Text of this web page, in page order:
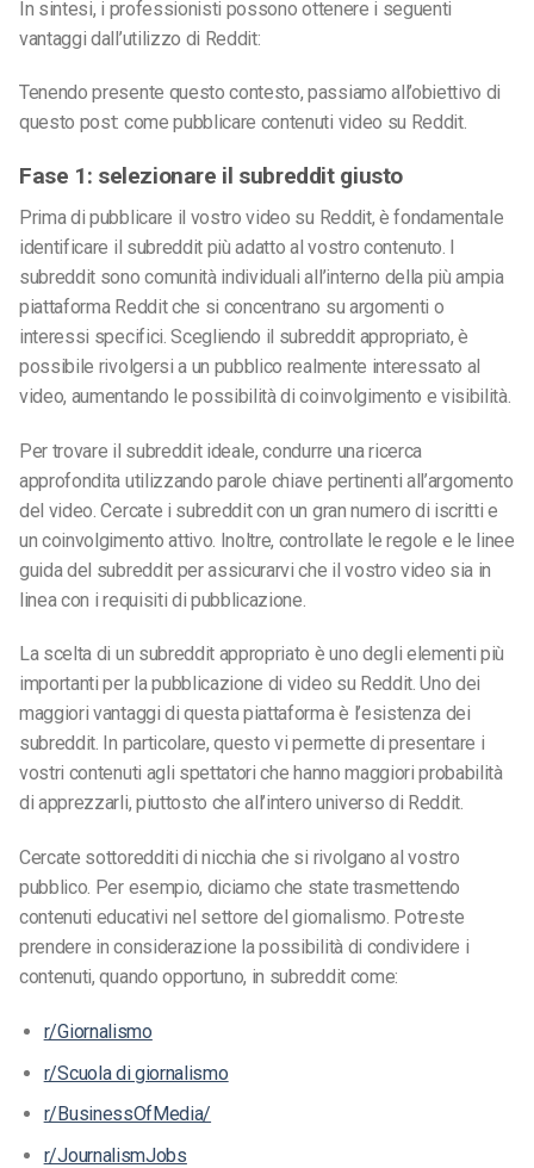
In sintesi, i professionisti possono ottenere i seguenti
vantaggi dall’utilizzo di Reddit:
Tenendo presente questo contesto, passiamo all’obiettivo di
questo post: come pubblicare contenuti video su Reddit.
Fase 1: selezionare il subreddit giusto
Prima di pubblicare il vostro video su Reddit, è fondamentale
identificare il subreddit più adatto al vostro contenuto. I
subreddit sono comunità individuali all’interno della più ampia
piattaforma Reddit che si concentrano su argomenti o
interessi specifici. Scegliendo il subreddit appropriato, è
possibile rivolgersi a un pubblico realmente interessato al
video, aumentando le possibilità di coinvolgimento e visibilità.
Per trovare il subreddit ideale, condurre una ricerca
approfondita utilizzando parole chiave pertinenti all’argomento
del video. Cercate i subreddit con un gran numero di iscritti e
un coinvolgimento attivo. Inoltre, controllate le regole e le linee
guida del subreddit per assicurarvi che il vostro video sia in
linea con i requisiti di pubblicazione.
La scelta di un subreddit appropriato è uno degli elementi più
importanti per la pubblicazione di video su Reddit. Uno dei
maggiori vantaggi di questa piattaforma è l’esistenza dei
subreddit. In particolare, questo vi permette di presentare i
vostri contenuti agli spettatori che hanno maggiori probabilità
di apprezzarli, piuttosto che all’intero universo di Reddit.
Cercate sottoredditi di nicchia che si rivolgano al vostro
pubblico. Per esempio, diciamo che state trasmettendo
contenuti educativi nel settore del giornalismo. Potreste
prendere in considerazione la possibilità di condividere i
contenuti, quando opportuno, in subreddit come:
r/Giornalismo
r/Scuola di giornalismo
r/BusinessOfMedia/
r/JournalismJobs